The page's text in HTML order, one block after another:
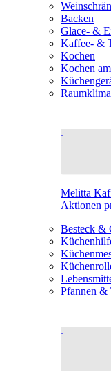
Backen
Glace- &
Kaffee- &
Kochen
Kochen
Melitta
Aktionen
Besteck &
Pfannen &